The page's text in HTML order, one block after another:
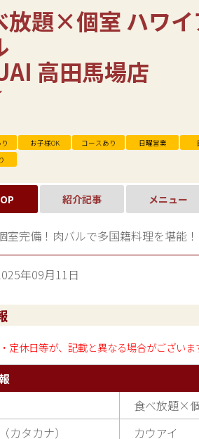
放題×個室 ハワイ
高田馬場店
お子様OK コースあり 日曜営業
紹介記事 メニュー
室完備！肉バルで多国籍料理を堪能
年09月11日
定休日等が、記載と異なる場合がございま
食べ放題×
カタカナ）
カウアイ